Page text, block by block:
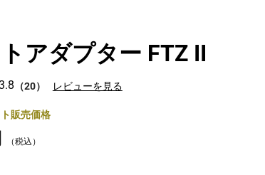
アダプター FTZ II
（20） レビューを見る
販売価格